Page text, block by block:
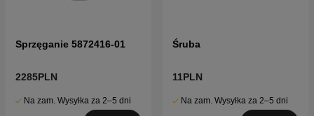
Sprzęganie 5872416-01
2285PLN
Na zam. Wysyłka za 2–5 dni
Śruba
11PLN
Na zam. Wysyłka za 2–5 dni